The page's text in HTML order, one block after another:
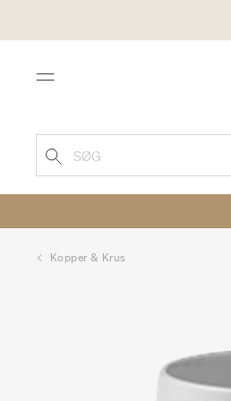
Menu
SØG
Kopper & Krus